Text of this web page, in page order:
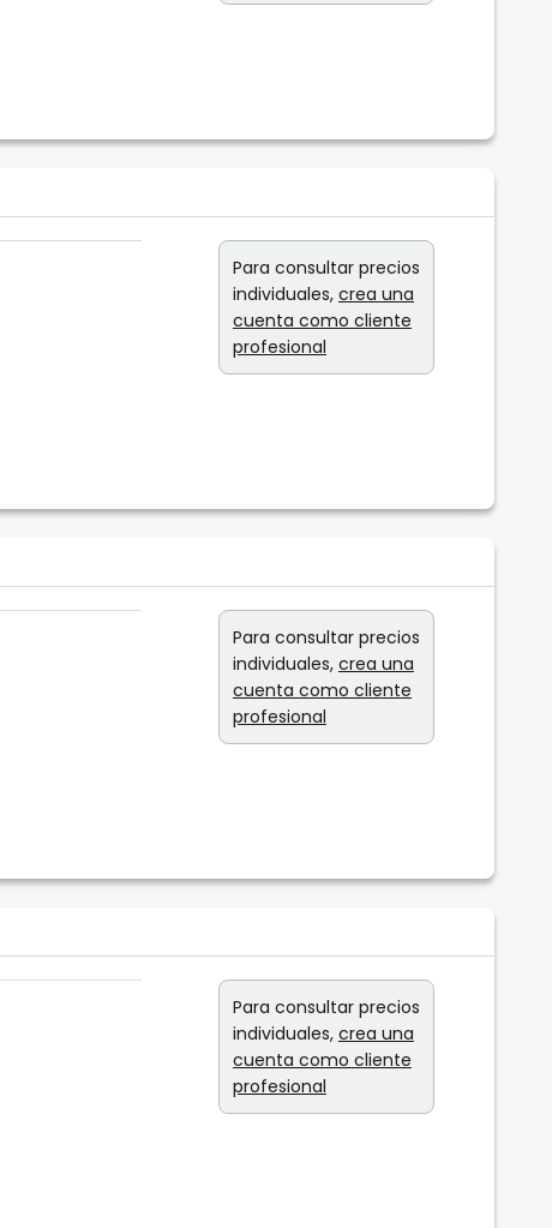
Para consultar precios
individuales, crea una
cuenta como cliente
profesional
Para consultar precios
individuales, crea una
cuenta como cliente
profesional
Para consultar precios
individuales, crea una
cuenta como cliente
profesional